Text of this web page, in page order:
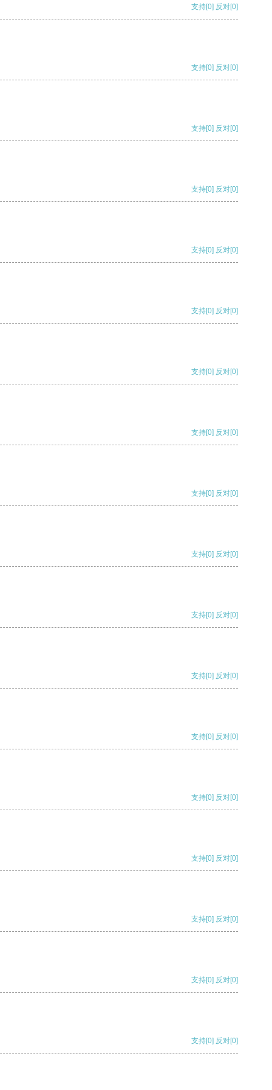
支持[0] 反对[0]
支持[0] 反对[0]
支持[0] 反对[0]
支持[0] 反对[0]
支持[0] 反对[0]
支持[0] 反对[0]
支持[0] 反对[0]
支持[0] 反对[0]
支持[0] 反对[0]
支持[0] 反对[0]
支持[0] 反对[0]
支持[0] 反对[0]
支持[0] 反对[0]
支持[0] 反对[0]
支持[0] 反对[0]
支持[0] 反对[0]
支持[0] 反对[0]
支持[0] 反对[0]